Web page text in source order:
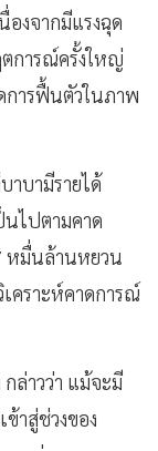
งจากมีแรงฉุด
การณ์ครั้งใหญ่
การฟื้นตัวในภาพ
าบามีรายได้
ไปตามคาด
หมื่นล้านหยวน
คราะห์คาดการณ์
ล่าวว่า แม้จะมี
าสู่ช่วงของ